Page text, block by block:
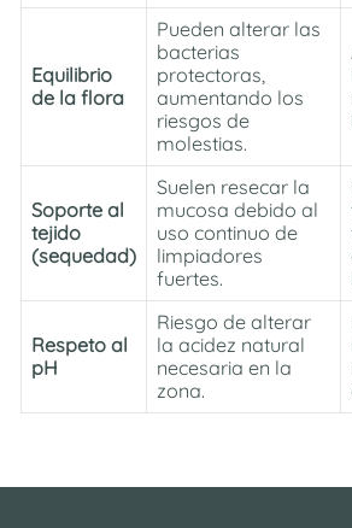
Equilibrio
de la flora
Pueden alterar las
bacterias
protectoras,
aumentando los
riesgos de
molestias.
Soporte al
tejido
(sequedad)
Suelen resecar la
mucosa debido al
uso continuo de
limpiadores
fuertes.
Respeto al
pH
Riesgo de alterar
la acidez natural
necesaria en la
zona.